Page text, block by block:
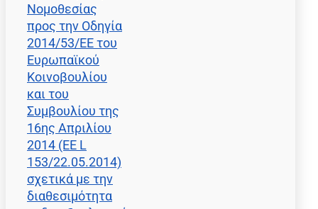
Νομοθεσίας
προς την Οδηγία
2014/53/ΕΕ του
Ευρωπαϊκού
Κοινοβουλίου
και του
Συμβουλίου της
16ης Απριλίου
2014 (ΕΕ L
153/22.05.2014)
σχετικά με την
διαθεσιμότητα